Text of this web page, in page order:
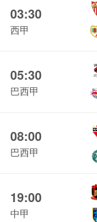
03:30
西甲
05:30
巴西甲
08:00
巴西甲
19:00
中甲